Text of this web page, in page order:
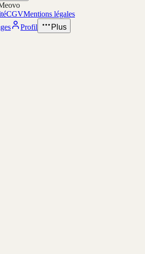
CGVMentions légales
Profil Plus